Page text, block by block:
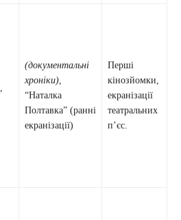
(документальні
хроніки)
“Наталка
Полтавка” (ранні
екранізації)
Перші
кінозйомки,
екранізації
театральних
п’єс.